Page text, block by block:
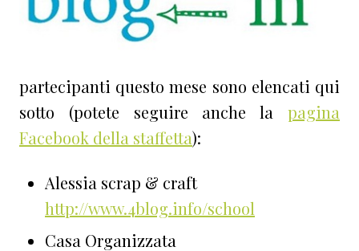
partecipanti questo mese sono elencati qui
sotto (potete seguire anche la pagina
Facebook della staffetta):
Alessia scrap & craft
http://www.4blog.info/school
Casa Organizzata